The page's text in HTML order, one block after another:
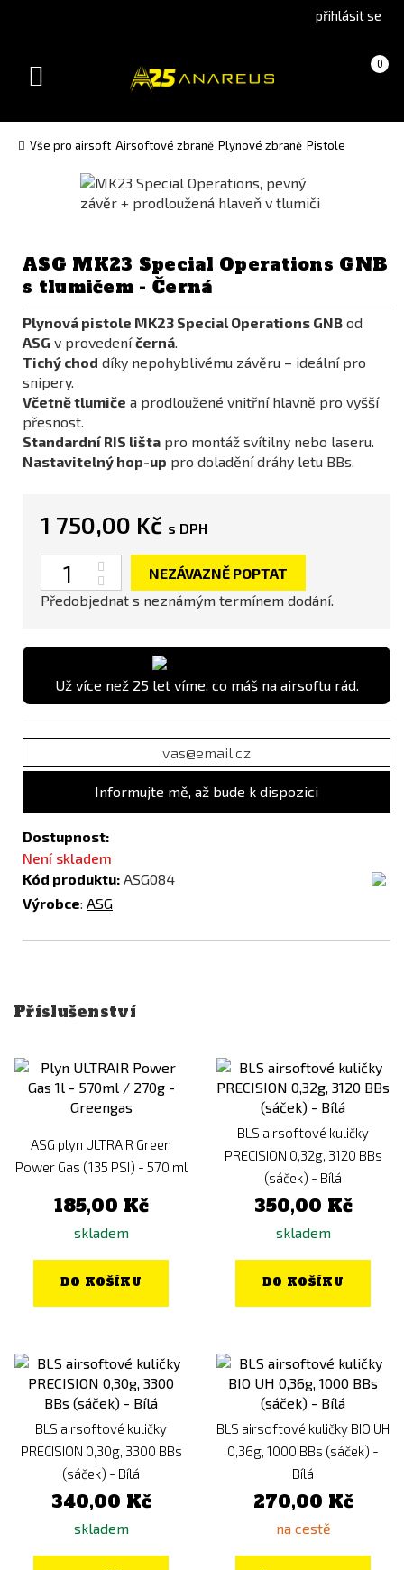
version(Slovak)
přihlásit se
Košík 0
(prázdný)
Toggle
Vše pro airsoft Airsoftové zbraně Plynové zbraně Pistole
ASG MK23 Special Operations GNB
s tlumičem - Černá
Plynová pistole MK23 Special Operations GNB od
ASG v provedeníčerná.
Tichý chod díky nepohyblivému závěru – ideální pro
snipery.
Včetně tlumiče a prodloužené vnitřní hlavně pro vyšší
přesnost.
Standardní RIS lišta pro montáž svítilny nebo laseru.
Nastavitelný hop-up pro doladění dráhy letu BBs.
1 750,00 Kč s DPH
Počet
NEZÁVAZNĚ POPTAT
Předobjednat s neznámým termínem dodání.
Už více než 25 let víme, co máš na airsoftu rád.
Informujte mě, až bude k dispozici
Dostupnost:
Není skladem
Kód produktu: ASG084
Výrobce: ASG
Příslušenství
ASG plyn ULTRAIR Green
Power Gas (135 PSI) - 570 ml
185,00 Kč
skladem
DO KOŠÍKU
BLS airsoftové kuličky
PRECISION 0,32g, 3120 BBs
(sáček) - Bílá
350,00 Kč
skladem
DO KOŠÍKU
BLS airsoftové kuličky
PRECISION 0,30g, 3300 BBs
(sáček) - Bílá
340,00 Kč
skladem
BLS airsoftové kuličky BIO UH
0,36g, 1000 BBs (sáček) -
Bílá
270,00 Kč
na cestě